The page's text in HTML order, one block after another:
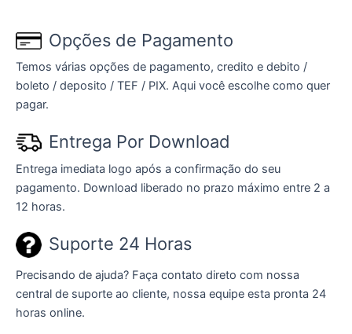
Opções de Pagamento
Temos várias opções de pagamento, credito e debito /
boleto / deposito / TEF / PIX. Aqui você escolhe como quer
pagar.
Entrega Por Download
Entrega imediata logo após a confirmação do seu
pagamento. Download liberado no prazo máximo entre 2 a
12 horas.
Suporte 24 Horas
Precisando de ajuda? Faça contato direto com nossa
central de suporte ao cliente, nossa equipe esta pronta 24
horas online.